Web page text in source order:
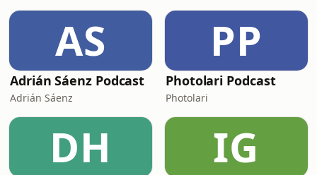
AS
Adrián Sáenz Podcast
Adrián Sáenz
PP
Photolari Podcast
Photolari
DH IG